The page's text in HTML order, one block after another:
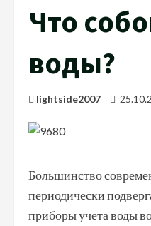
Что
воды?
lightside2007
Большинство
периодически
приборы учета воды